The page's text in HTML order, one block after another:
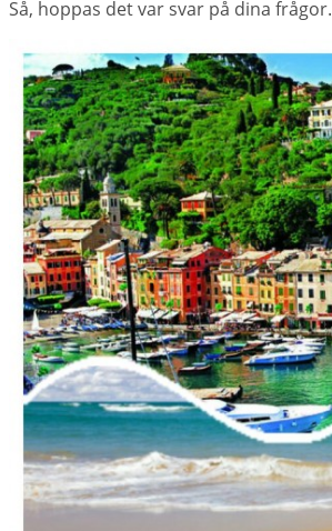
Så, hoppas det var svar på dina frågor.